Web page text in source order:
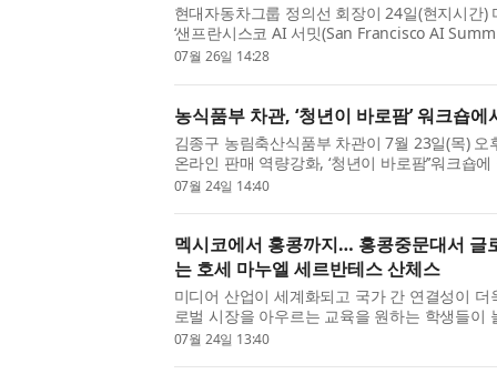
현대자동차그룹 정의선 회장이 24일(현지시간
‘샌프란시스코 AI 서밋(San Francisco AI
컬 AI (Physical AI) 비전과 전략을 밝혔다. 이번
07월 26일 14:28
농식품부 차관, ‘청년이 바로팜’ 워크숍
김종구 농림축산식품부 차관이 7월 23일(목) 오
온라인 판매 역량강화, ‘청년이 바로팜’’워크숍
는 청년농업인을 격려했다. 이번 워크숍은 온라
07월 24일 14:40
멕시코에서 홍콩까지… 홍콩중문대서 글
는 호세 마누엘 세르반테스 산체스
미디어 산업이 세계화되고 국가 간 연결성이
로벌 시장을 아우르는 교육을 원하는 학생들이
문대학교(The Chinese University of Hong
07월 24일 13:40